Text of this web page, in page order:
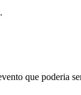
que poderia